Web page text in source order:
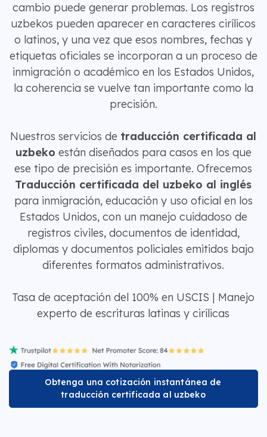
cambio puede generar problemas. Los registros
uzbekos pueden aparecer en caracteres cirílicos
o latinos, y una vez que esos nombres, fechas y
etiquetas oficiales se incorporan a un proceso de
inmigración o académico en los Estados Unidos,
la coherencia se vuelve tan importante como la
precisión.
Nuestros servicios de traducción certificada al
uzbeko están diseñados para casos en los que
ese tipo de precisión es importante. Ofrecemos
Traducción certificada del uzbeko al inglés
para inmigración, educación y uso oficial en los
Estados Unidos, con un manejo cuidadoso de
registros civiles, documentos de identidad,
diplomas y documentos policiales emitidos bajo
diferentes formatos administrativos.
Tasa de aceptación del 100% en USCIS | Manejo
experto de escrituras latinas y cirílicas
Obtenga una cotización instantánea de
traducción certificada al uzbeko